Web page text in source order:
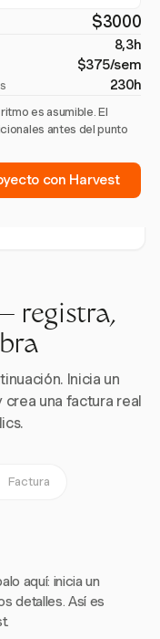
$3000
8,3h
$375/sem
230h
es asumible. El
antes del punto
con Harvest
registra,
Inicia un
una factura real
Factura
aquí: inicia un
detalles. Así es